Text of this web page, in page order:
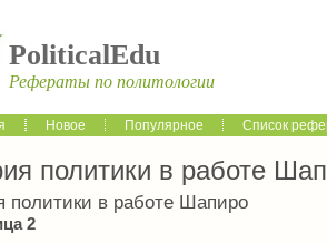
PoliticalEdu
Рефераты по политологии
Новое Популярное Список
политики в работе
политики в работе Шапиро
2